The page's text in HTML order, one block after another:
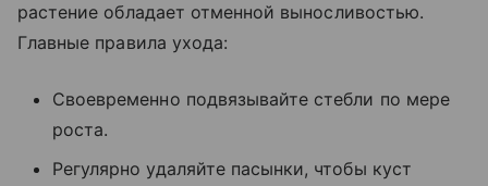
растение обладает отменной выносливостью.
Главные правила ухода:
Своевременно подвязывайте стебли по мере
роста.
Регулярно удаляйте пасынки, чтобы куст